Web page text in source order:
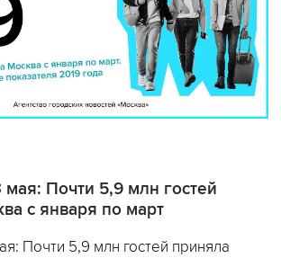
Почти 5,9 млн гостей
с января по март
Почти 5,9 млн гостей приняла